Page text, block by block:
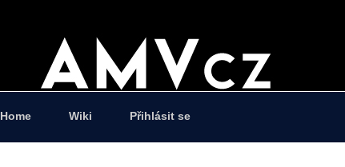
Home Wiki Přihlásit se